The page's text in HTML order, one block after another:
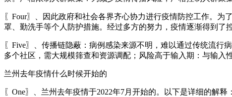
〖Four〗、因此政府和社会各界齐心协力进行疫情防控工作。
罩、勤洗手等个人防护措施。经过多方的努力，疫情逐渐得到了
〖Five〗、传播链隐蔽：病例感染来源不明，难以通过传统流
多个社区，需大规模筛查和资源调配；风险高于输入期：与输入
兰州去年疫情什么时候开始的
〖One〗、兰州去年疫情于2022年7月开始的。以下是详细的解